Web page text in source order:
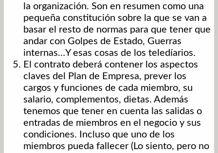
la organización. Son en resumen como una
pequeña constitución sobre la que se van a
basar el resto de normas para que tener que
andar con Golpes de Estado, Guerras
internas…Y esas cosas de los teledíarios.
El contrato deberá contener los aspectos
claves del Plan de Empresa, prever los
cargos y funciones de cada miembro, su
salario, complementos, dietas. Además
tenemos que tener en cuenta las salidas o
entradas de miembros en el negocio y sus
condiciones. Incluso que uno de los
miembros pueda fallecer (Lo siento, pero no